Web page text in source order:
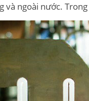
ngoài nước.